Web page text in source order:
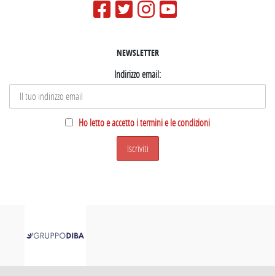
NEWSLETTER
Indirizzo email:
Ho letto e accetto i termini e le condizioni